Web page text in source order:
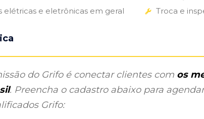
elétricas e eletrônicas em geral
Troca e
do Grifo é conectar clientes com os
. Preencha o cadastro abaixo para
Grifo: